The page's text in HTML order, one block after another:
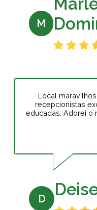
M
Local
recepcionistas
educadas. Adorei o
D